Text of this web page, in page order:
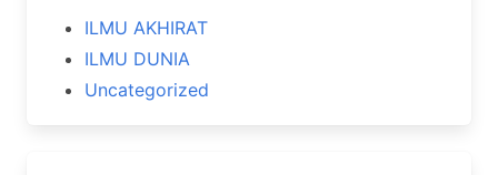
ILMU AKHIRAT
ILMU DUNIA
Uncategorized